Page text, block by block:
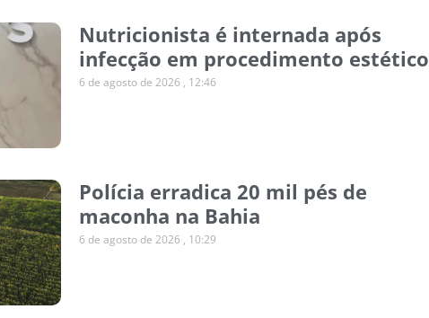
Nutricionista é internada após
infecção em procedimento estético
6 de agosto de 2026 12:46
Polícia erradica 20 mil pés de
maconha na Bahia
6 de agosto de 2026 10:29